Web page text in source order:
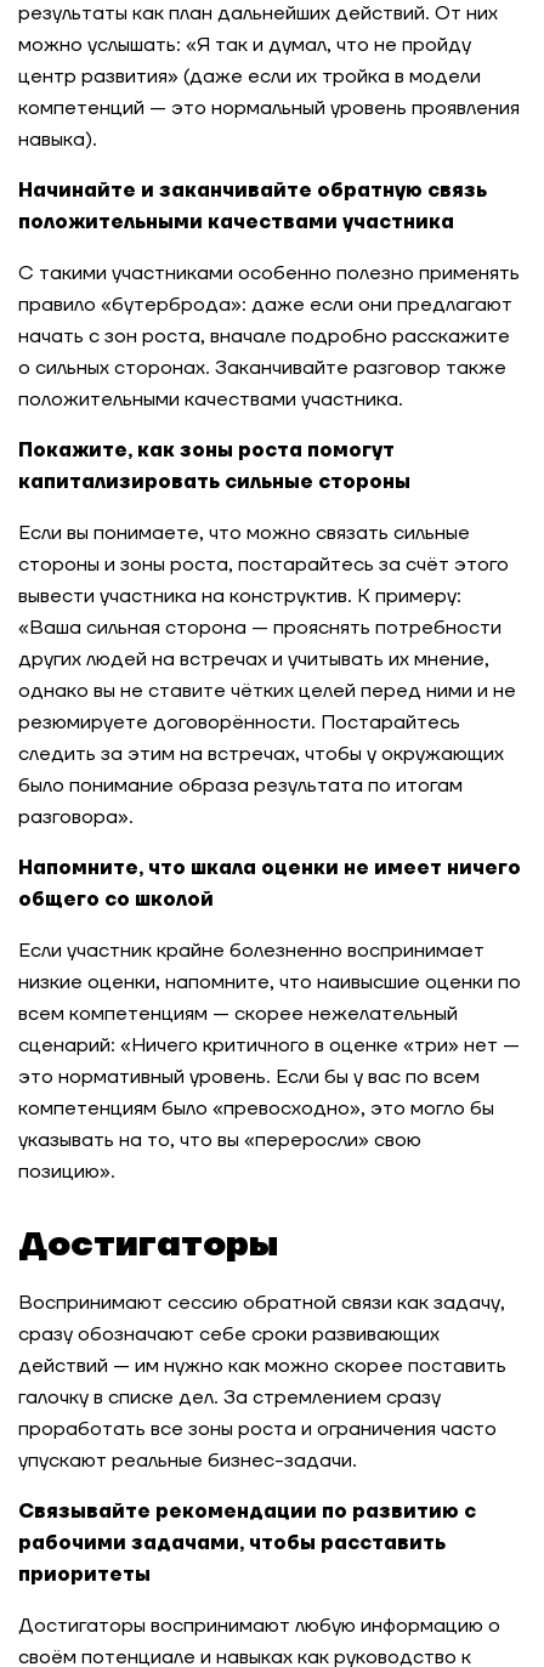
результаты как план дальнейших действий. От них
можно услышать: «Я так и думал, что не пройду
центр развития» (даже если их тройка в модели
компетенций — это нормальный уровень проявления
навыка).
Начинайте и заканчивайте обратную связь
положительными качествами участника
С такими участниками особенно полезно применять
правило «бутерброда»: даже если они предлагают
начать с зон роста, вначале подробно расскажите
о сильных сторонах. Заканчивайте разговор также
положительными качествами участника.
Покажите, как зоны роста помогут
капитализировать сильные стороны
Если вы понимаете, что можно связать сильные
стороны и зоны роста, постарайтесь за счёт этого
вывести участника на конструктив. К примеру:
«Ваша сильная сторона — прояснять потребности
других людей на встречах и учитывать их мнение,
однако вы не ставите чётких целей перед ними и не
резюмируете договорённости. Постарайтесь
следить за этим на встречах, чтобы у окружающих
было понимание образа результата по итогам
разговора».
Напомните, что шкала оценки не имеет ничего
общего со школой
Если участник крайне болезненно воспринимает
низкие оценки, напомните, что наивысшие оценки по
всем компетенциям — скорее нежелательный
сценарий: «Ничего критичного в оценке «три» нет —
это нормативный уровень. Если бы у вас по всем
компетенциям было «превосходно», это могло бы
указывать на то, что вы «переросли» свою
позицию».
Достигаторы
Воспринимают сессию обратной связи как задачу,
сразу обозначают себе сроки развивающих
действий — им нужно как можно скорее поставить
галочку в списке дел. За стремлением сразу
проработать все зоны роста и ограничения часто
упускают реальные бизнес-задачи.
Связывайте рекомендации по развитию с
рабочими задачами, чтобы расставить
приоритеты
Достигаторы воспринимают любую информацию о
своём потенциале и навыках как руководство к